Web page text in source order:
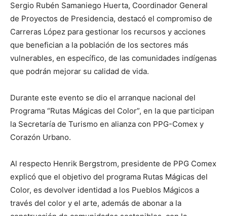
Sergio Rubén Samaniego Huerta, Coordinador General
de Proyectos de Presidencia, destacó el compromiso de
Carreras López para gestionar los recursos y acciones
que benefician a la población de los sectores más
vulnerables, en específico, de las comunidades indígenas
que podrán mejorar su calidad de vida.
Durante este evento se dio el arranque nacional del
Programa “Rutas Mágicas del Color”, en la que participan
la Secretaría de Turismo en alianza con PPG-Comex y
Corazón Urbano.
Al respecto Henrik Bergstrom, presidente de PPG Comex
explicó que el objetivo del programa Rutas Mágicas del
Color, es devolver identidad a los Pueblos Mágicos a
través del color y el arte, además de abonar a la